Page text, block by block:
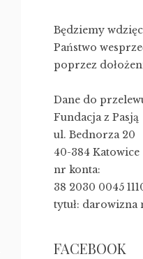
Będziemy
Państwo
poprzez
Dane do
Fundacja z Pasją
ul. Bednorza 20
40-384 Katowice
nr konta:
38 2030 0045
tytuł: darowizna
FACEBOOK